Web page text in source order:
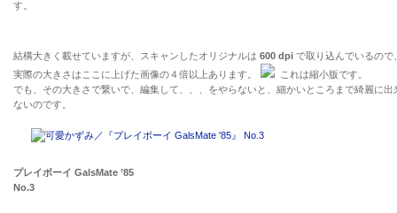
す。
結構大きく載せていますが、スキャンしたオリジナルは 600 dpi で取り込んでいるので
実際の大きさはここに上げた画像の４倍以上あります。
これは縮小版です。
でも、その大きさで繋いで、編集して、、、をやらないと、細かいところまで綺麗に出
ないのです。
プレイボーイ GalsMate ’85
No.3